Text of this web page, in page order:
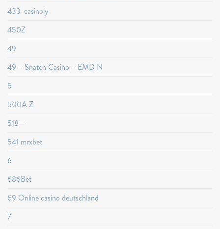
433-casinoly
450Z
49
49 – Snatch Casino – EMD N
5
500A Z
518—
541 mrxbet
6
686Bet
69 Online casino deutschland
7